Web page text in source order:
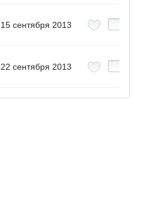
15 сентября 2013
22 сентября 2013